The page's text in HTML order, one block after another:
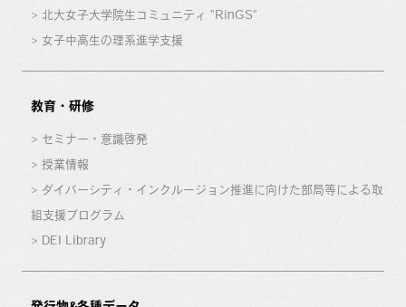
北大女子大学院生コミュニティ “RinGS”
女子中高生の理系進学支援
教育・研修
セミナー・意識啓発
授業情報
ダイバーシティ・インクルージョン推進に向けた部局等による取
組支援プログラム
DEI Library